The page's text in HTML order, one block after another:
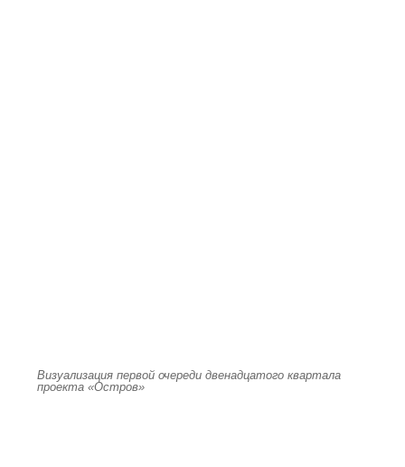
Визуализация первой очереди двенадцатого квартала
проекта «Остров»